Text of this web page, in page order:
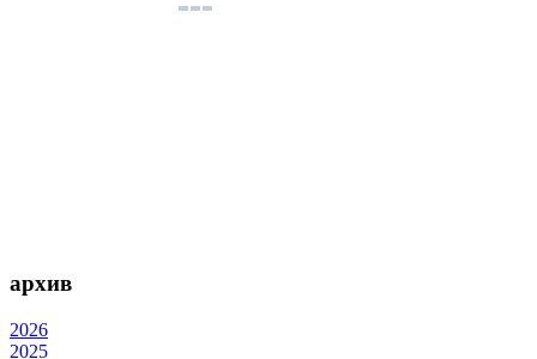
архив
2026
2025